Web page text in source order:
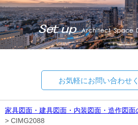
お気軽にお問い合わせ
家具図面・建具図面・内装図面・造作図
> CIMG2088